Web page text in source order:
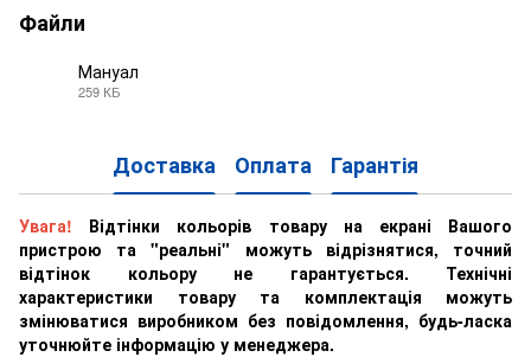
Файли
Мануал
259 КБ
Доставка Оплата Гарантія
Увага! Відтінки кольорів товару на екрані Вашого
пристрою та "реальні" можуть відрізнятися, точний
відтінок кольору не гарантується. Технічні
характеристики товару та комплектація можуть
змінюватися виробником без повідомлення, будь-ласка
уточнюйте інформацію у менеджера.